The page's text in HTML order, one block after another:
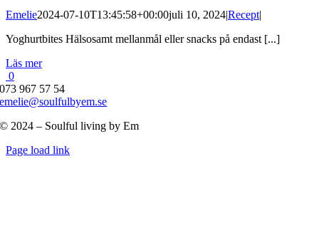
Emelie2024-07-10T13:45:58+00:00juli 10, 2024|Recept|
Yoghurtbites Hälsosamt mellanmål eller snacks på endast [...]
Läs mer
0
073 967 57 54
emelie@soulfulbyem.se
© 2024 – Soulful living by Em
Byt
Page load link